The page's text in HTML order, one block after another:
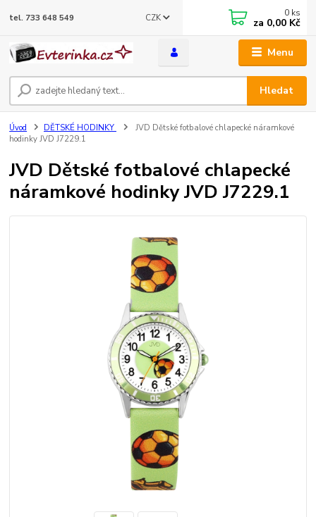
Menu
CZK
Hledat
tel. 733 648 549 0 ks
za 0,00 Kč
Úvod DĚTSKÉ HODINKY
JVD Dětské fotbalové chlapecké náramkové
hodinky JVD J7229.1
JVD Dětské fotbalové chlapecké
náramkové hodinky JVD J7229.1